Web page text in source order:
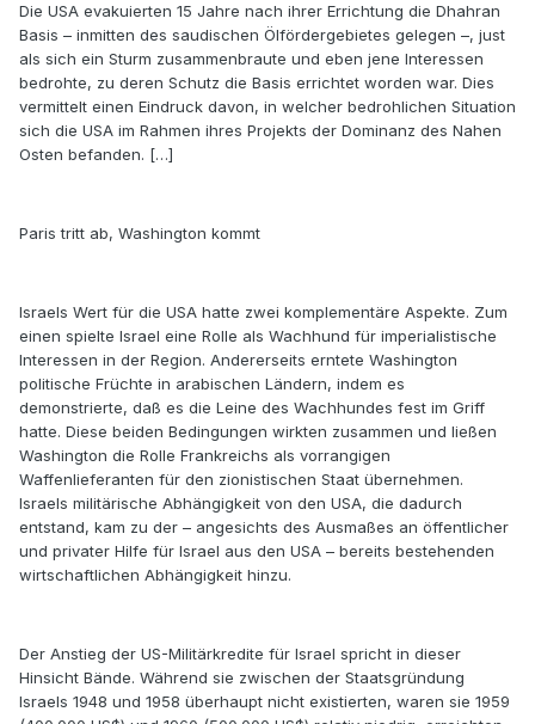
Die USA evakuierten 15 Jahre nach ihrer Errichtung die Dhahran
Basis – inmitten des saudischen Ölfördergebietes gelegen –, just
als sich ein Sturm zusammenbraute und eben jene Interessen
bedrohte, zu deren Schutz die Basis errichtet worden war. Dies
vermittelt einen Eindruck davon, in welcher bedrohlichen Situation
sich die USA im Rahmen ihres Projekts der Dominanz des Nahen
Osten befanden. […]
Paris tritt ab, Washington kommt
Israels Wert für die USA hatte zwei komplementäre Aspekte. Zum
einen spielte Israel eine Rolle als Wachhund für imperialistische
Interessen in der Region. Andererseits erntete Washington
politische Früchte in arabischen Ländern, indem es
demonstrierte, daß es die Leine des Wachhundes fest im Griff
hatte. Diese beiden Bedingungen wirkten zusammen und ließen
Washington die Rolle Frankreichs als vorrangigen
Waffenlieferanten für den zionistischen Staat übernehmen.
Israels militärische Abhängigkeit von den USA, die dadurch
entstand, kam zu der – angesichts des Ausmaßes an öffentlicher
und privater Hilfe für Israel aus den USA – bereits bestehenden
wirtschaftlichen Abhängigkeit hinzu.
Der Anstieg der US-Militärkredite für Israel spricht in dieser
Hinsicht Bände. Während sie zwischen der Staatsgründung
Israels 1948 und 1958 überhaupt nicht existierten, waren sie 1959